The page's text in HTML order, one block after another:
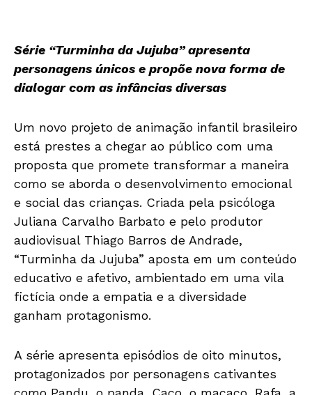
Série “Turminha da Jujuba” apresenta
personagens únicos e propõe nova forma de
dialogar com as infâncias diversas
Um novo projeto de animação infantil brasileiro
está prestes a chegar ao público com uma
proposta que promete transformar a maneira
como se aborda o desenvolvimento emocional
e social das crianças. Criada pela psicóloga
Juliana Carvalho Barbato e pelo produtor
audiovisual Thiago Barros de Andrade,
“Turminha da Jujuba” aposta em um conteúdo
educativo e afetivo, ambientado em uma vila
fictícia onde a empatia e a diversidade
ganham protagonismo.
A série apresenta episódios de oito minutos,
protagonizados por personagens cativantes